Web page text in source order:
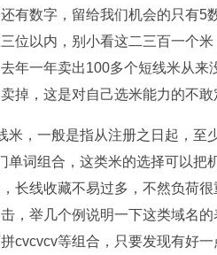
数字，留给我们机会的只有5
位以内，别小看这二三百一个
年一年卖出100多个短线米从来
掉，这是对自己选米能力的不敢
，一般是指从注册之日起，至
单词组合，这类米的选择可以
长线收藏不易过多，不然负荷
，举几个例说明一下这类域名
cvcvcv等组合，只要发现有好